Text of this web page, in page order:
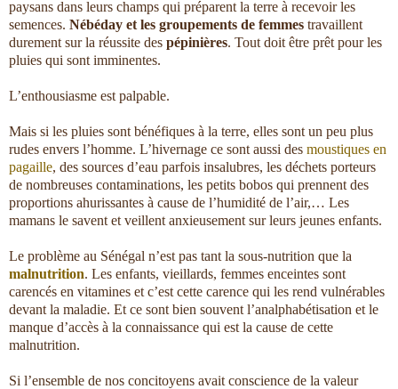
paysans dans leurs champs qui préparent la terre à recevoir les
semences. Nébéday et les groupements de femmes travaillent
durement sur la réussite des pépinières. Tout doit être prêt pour les
pluies qui sont imminentes.
L’enthousiasme est palpable.
Mais si les pluies sont bénéfiques à la terre, elles sont un peu plus
rudes envers l’homme. L’hivernage ce sont aussi des moustiques en
pagaille, des sources d’eau parfois insalubres, les déchets porteurs
de nombreuses contaminations, les petits bobos qui prennent des
proportions ahurissantes à cause de l’humidité de l’air,… Les
mamans le savent et veillent anxieusement sur leurs jeunes enfants.
Le problème au Sénégal n’est pas tant la sous-nutrition que la
malnutrition. Les enfants, vieillards, femmes enceintes sont
carencés en vitamines et c’est cette carence qui les rend vulnérables
devant la maladie. Et ce sont bien souvent l’analphabétisation et le
manque d’accès à la connaissance qui est la cause de cette
malnutrition.
Si l’ensemble de nos concitoyens avait conscience de la valeur